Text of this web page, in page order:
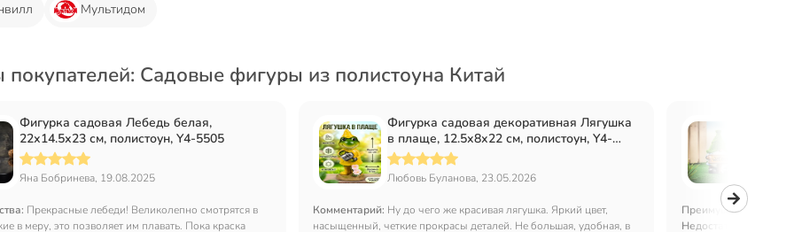
Мультидом
Садовые фигуры из полистоуна Китай
Фигурка садовая Лебедь белая,
22х14.5х23 см, полистоун, Y4-5505
Яна Бобринева, 19.08.2025
Прекрасные лебеди! Великолепно смотрятся в
в меру, это позволяет им плавать. Пока краска
Фигурка садовая декоративная Лягушка
в плаще, 12.5х8х22 см, полистоун, Y4-
11220, в ассортименте
Любовь Буланова, 23.05.2026
Комментарий: Ну до чего же красивая лягушка. Яркий цвет,
насыщенный, четкие прокрасы деталей. Не большая, удобная, в
Преимущества:
Недостатки: